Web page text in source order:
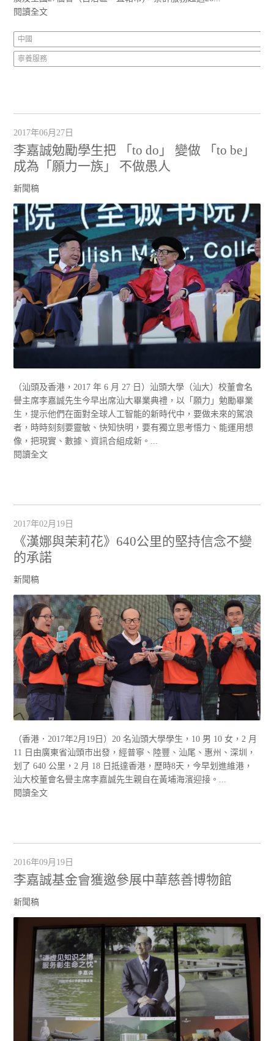
閱讀全文
中國
寧養服務
2017年06月27日
李嘉誠勉勵學生把 「to do」 變做 「to be」
成為「願力一族」 不做愚人
新聞稿
（汕頭及香港，2017 年 6 月 27 日）汕頭大學（汕大）校董會名
譽主席李嘉誠先生今早出席汕大畢業典禮，以「願力」勉勵畢業
生，提示他們在面對全球人工智能的新時代中，要做未來的駕浪
者，時時刻刻要靈敏、快知快明，要有獨立思考悟力、能運用想
像，把現實、數據、資訊合組成新。...
閱讀全文
2017年02月19日
《漢娜與茉莉花》640公里的堅持信念不變
的承諾
新聞稿
（香港．2017年2月19日）20 名汕頭大學學生，10 男 10 女，2 月
11 日由廣東省汕頭市出發，經普寧、陸豐、汕尾、惠州、深圳，
划了 640 公里，2 月 18 日抵達香港，歷時8天，今早划進維港，
汕大校董會名譽主席李嘉誠先生親自在黃埔海濱迎接。...
閱讀全文
2016年09月19日
李嘉誠基金會獲邀參展中華慈善博物館
新聞稿